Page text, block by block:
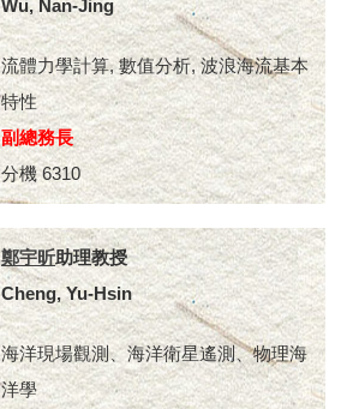
Wu, Nan-Jing
流體力學計算, 數值分析, 波浪海流基本
特性
副總務長
分機 6310
鄭宇昕助理教授
Cheng, Yu-Hsin
海洋現場觀測、海洋衛星遙測、物理海
洋學